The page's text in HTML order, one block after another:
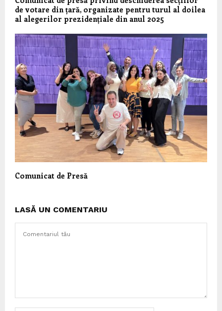
de votare din țară, organizate pentru turul al doilea
al alegerilor prezidențiale din anul 2025
Comunicat de Presă
LASĂ UN COMENTARIU